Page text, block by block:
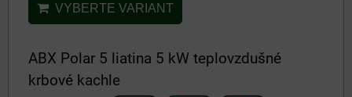
VYBERTE VARIANT
ABX Polar 5 liatina 5 kW teplovzdušné
krbové kachle